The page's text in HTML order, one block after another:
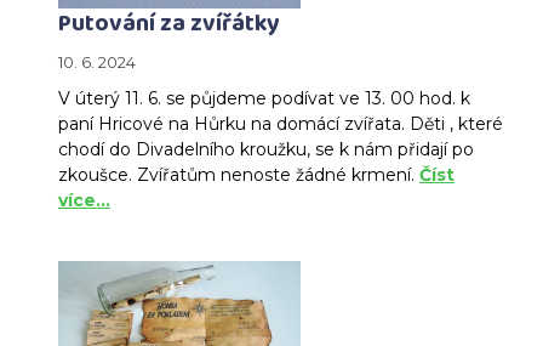
Putování za zvířátky
10. 6. 2024
V úterý 11. 6. se půjdeme podívat ve 13. 00 hod. k
paní Hricové na Hůrku na domácí zvířata. Děti , které
chodí do Divadelního kroužku, se k nám přidají po
zkoušce. Zvířatům nenoste žádné krmení. Číst
více…